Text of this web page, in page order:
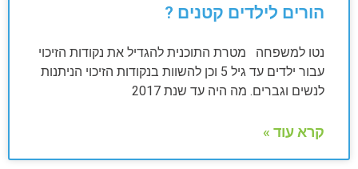
הורים לילדים קטנים ?
נטו למשפחה מטרת התוכנית להגדיל את נקודות הזיכוי
עבור ילדים עד גיל 5 וכן להשוות בנקודות הזיכוי הניתנות
לנשים וגברים. מה היה עד שנת 2017
קרא עוד »